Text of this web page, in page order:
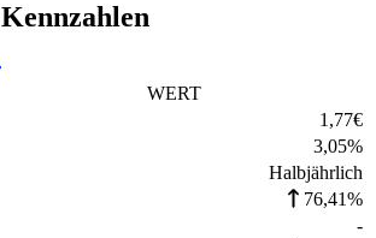
Kennzahlen
WERT
1,77€
3,05%
Halbjährlich
76,41%
-